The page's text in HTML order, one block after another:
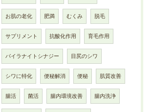
お肌の老化 肥満 むくみ 脱毛
サプリメント 抗酸化作用 育毛作用
パイラナイトシナジー 目尻のシワ
シワに特化 便秘解消 便秘 肌質改善
腸活 菌活 腸内環境改善 腸内洗浄